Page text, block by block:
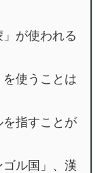
が使われる
使うことは
を指すことが
ル国」、漢